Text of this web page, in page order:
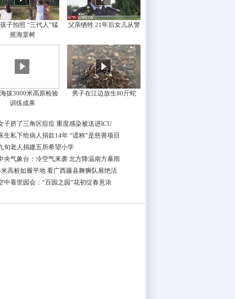
子拍照 “三代人”猛
摇海棠树
父亲牺牲 21年后女儿从警
拔3000米高原检验
训练成果
男子在江边放生80斤蛇
子挤了三角区痘痘 重度感染被送进ICU
生私下给病人捐款14年 “谎称”是慈善项目
旬老人捐建五所希望小学
央气象台：冷空气来袭 北方降温南方暴雨
米高桩如履平地 看广西藤县舞狮队展绝活
中看世园会：“百园之园”花初绽春意浓